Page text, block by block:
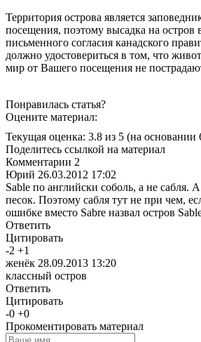
Территория острова является
посещения, поэтому высадка на остров
письменного согласия канадского
должно удостовериться в том, что
мир от Вашего посещения не
Понравилась статья?
Оцените материал:
Текущая оценка: 3.8 из 5 (на основании
Поделитесь ссылкой на материал
Комментарии 2
Юрий 26.03.2012 17:02
Sable по английски соболь, а не сабля.
песок. Поэтому сабля тут не при чем,
ошибке вместо Sabre назвал остров
Ответить
Цитировать
-2 +1
женёк 28.09.2013 13:20
классный остров
Ответить
Цитировать
-0 +0
Прокоментировать материал